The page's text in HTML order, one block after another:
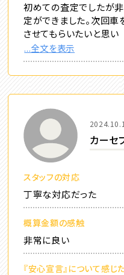
初めての査定でしたが
定ができました。次回
させてもらいたいと思い
...全文を表示
カーセ
スタッフの対応
丁寧な対応だった
概算金額の感触
非常に良い
『安心宣言』について感じ